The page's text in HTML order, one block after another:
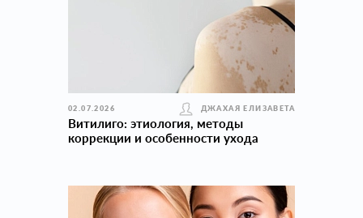
02.07.2026 ДЖАХАЯ ЕЛИЗАВЕТА
Витилиго: этиология, методы
коррекции и особенности ухода